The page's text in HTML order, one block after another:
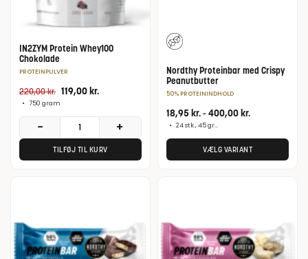
IN2ZYM Protein Whey100
Chokolade
PROTEINPULVER
220,00kr. 119,00kr.
• 750 gram
− +
TILFØJ TIL KURV
Nordthy Proteinbar med Crispy
Peanutbutter
50% PROTEININDHOLD
18,95kr.-400,00kr.
• 24 stk., 45 gram
VÆLG VARIANT